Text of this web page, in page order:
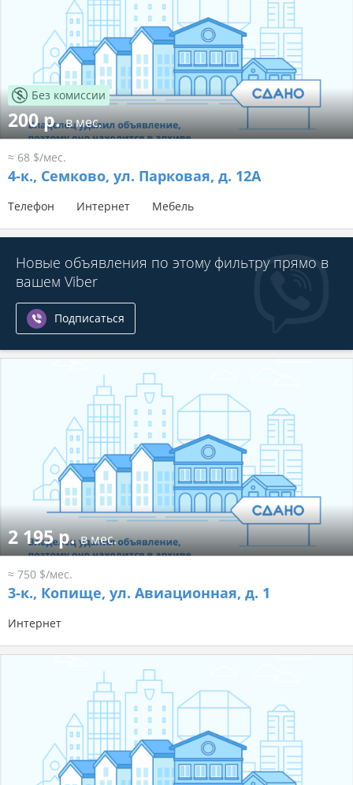
Без комиссии
200 р.в мес.
≈ 68 $/мес.
4-к., Семково, ул. Парковая, д. 12А
Телефон Интернет Мебель
Новые объявления по этому фильтру прямо в
вашем Viber
Подписаться
2 195 р.в мес.
≈ 750 $/мес.
3-к., Копище, ул. Авиационная, д. 1
Интернет